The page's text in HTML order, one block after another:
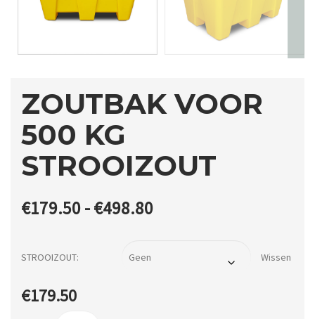
ZOUTBAK VOOR
500 KG
STROOIZOUT
€179.50-€498.80Prijsklasse:
STROOIZOUT Wissen
€179.50